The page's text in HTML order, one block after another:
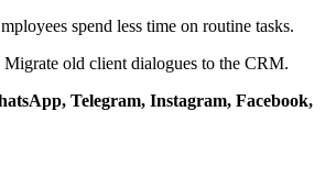
spend less time on routine tasks.
Migrate old client dialogues to the CRM.
Telegram, Instagram, Facebook,